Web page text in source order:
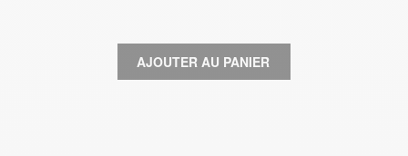
AJOUTER AU PANIER